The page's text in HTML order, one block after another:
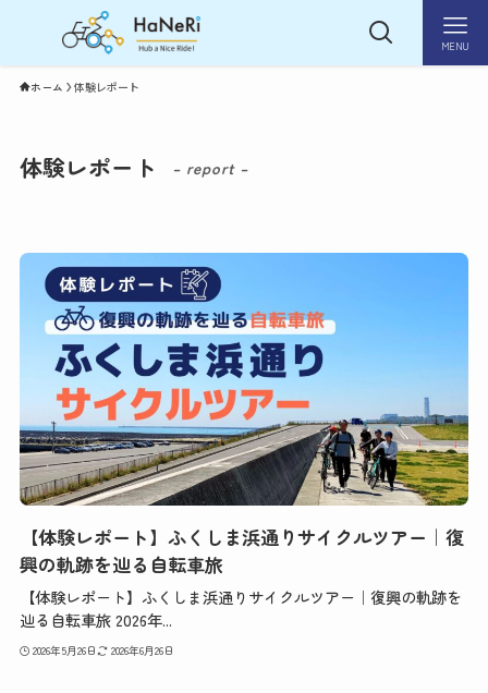
MENU
ホーム 体験レポート
体験レポート – report –
【体験レポート】ふくしま浜通りサイクルツアー｜復
興の軌跡を辿る自転車旅
【体験レポート】ふくしま浜通りサイクルツアー｜復興の軌跡を
辿る自転車旅 2026年...
2026年5月26日 2026年6月26日